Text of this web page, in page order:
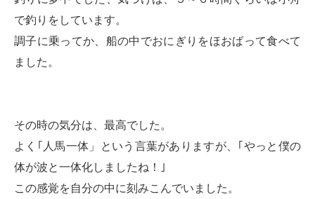
で釣りをしています。
調子に乗ってか、船の中でおにぎりをほおばって食べて
ました。
その時の気分は、最高でした。
よく｢人馬一体」という言葉がありますが、｢やっと僕の
体が波と一体化しましたね！｣
この感覚を自分の中に刻みこんでいました。